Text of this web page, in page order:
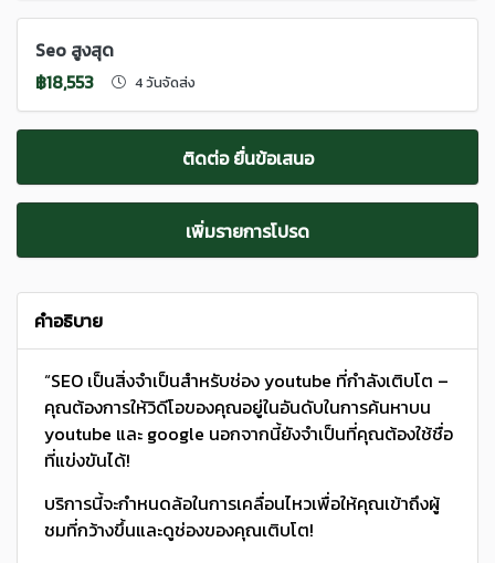
Seo สูงสุด
฿18,553
4 วันจัดส่ง
ติดต่อ ยื่นข้อเสนอ
เพิ่มรายการโปรด
คำอธิบาย
“SEO เป็นสิ่งจําเป็นสําหรับช่อง youtube ที่กําลังเติบโต –
คุณต้องการให้วิดีโอของคุณอยู่ในอันดับในการค้นหาบน
youtube และ google นอกจากนี้ยังจําเป็นที่คุณต้องใช้ชื่อ
ที่แข่งขันได้!
บริการนี้จะกําหนดล้อในการเคลื่อนไหวเพื่อให้คุณเข้าถึงผู้
ชมที่กว้างขึ้นและดูช่องของคุณเติบโต!